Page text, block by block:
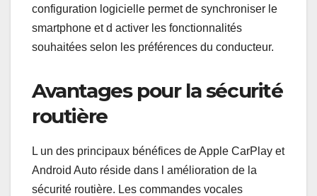
configuration logicielle permet de synchroniser le
smartphone et d activer les fonctionnalités
souhaitées selon les préférences du conducteur.
Avantages pour la sécurité
routière
L un des principaux bénéfices de Apple CarPlay et
Android Auto réside dans l amélioration de la
sécurité routière. Les commandes vocales